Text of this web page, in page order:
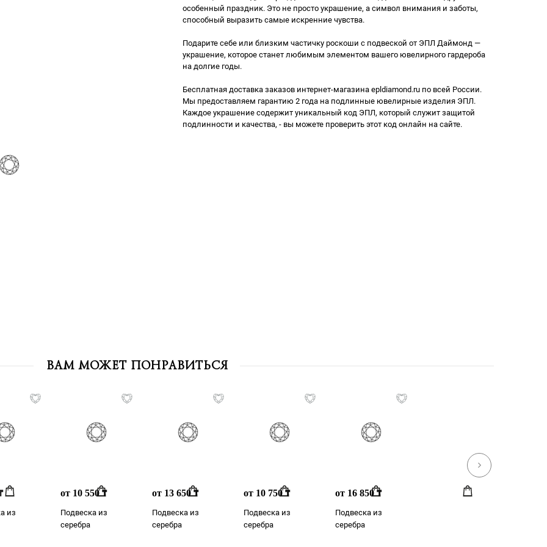
особенный праздник. Это не просто украшение, а символ внимания и заботы,
способный выразить самые искренние чувства.
Подарите себе или близким частичку роскоши с подвеской от ЭПЛ Даймонд —
украшение, которое станет любимым элементом вашего ювелирного гардероба
на долгие годы.
Бесплатная доставка заказов интернет-магазина epldiamond.ru по всей России.
Мы предоставляем гарантию 2 года на подлинные ювелирные изделия ЭПЛ.
Каждое украшение содержит уникальный код ЭПЛ, который служит защитой
подлинности и качества, - вы можете проверить этот код онлайн на сайте.
ВАМ МОЖЕТ ПОНРАВИТЬСЯ
из
Подвеска из
серебра
от 10 550₸
Подвеска из
серебра
от 13 650₸
Подвеска из
серебра
от 10 750₸
Подвеска из
серебра
от 16 850₸